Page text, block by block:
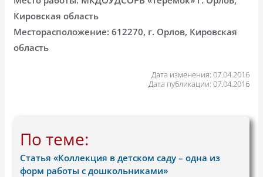
Кировская область
Месторасположение: 612270, г. Орлов, Кировская
область
Дата изменения: 07.04.2016
Дата публикации: 07.04.2016
По теме:
Статья «Коллекция в детском саду – одна из
форм работы с дошкольниками»